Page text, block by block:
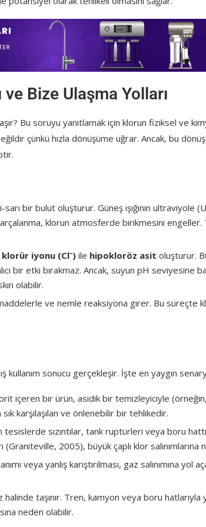
ve Bize Ulaşma Yolları
Bu soruyu yanıtlamak için klorun fiziksel ve
çünkü hızla dönüşüme uğrar. Ancak, bu
sarı bir bulut oluşturur. Güneş ışığının ultraviyole
klorun atmosferde birikmesini
klorür iyonu (Cl⁻) ile hipokloröz asit oluşturur.
bir etki bırakmaz. Ancak, suyun pH seviyesine
olabilir.
ve nemle reaksiyona girer. Bu süreçte
kullanım sonucu gerçekleşir. İşte en yaygın
içeren bir ürün, asidik bir temizleyiciyle
sık karşılaşılan ve önlenebilir bir tehlikedir.
sızıntılar, tank ruptürleri veya boru hattı
2005), büyük çaplı klor salınımlarına
veya yanlış karıştırılması, gaz salınımına yol
halinde taşınır. Tren, kamyon veya boru hatlarıyla
neden olabilir.